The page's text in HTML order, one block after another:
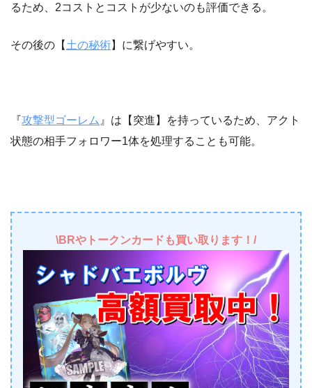
るため、2コストとコストが少ないのも評価できる。
その後の【 土の秘術】に繋げやすい。
『攻撃型ゴーレム 』は【突進】を持っているため、アクト
状態の相手フォロワー1体を処理することも可能。
\BRやトークンカードも買い取ります！/